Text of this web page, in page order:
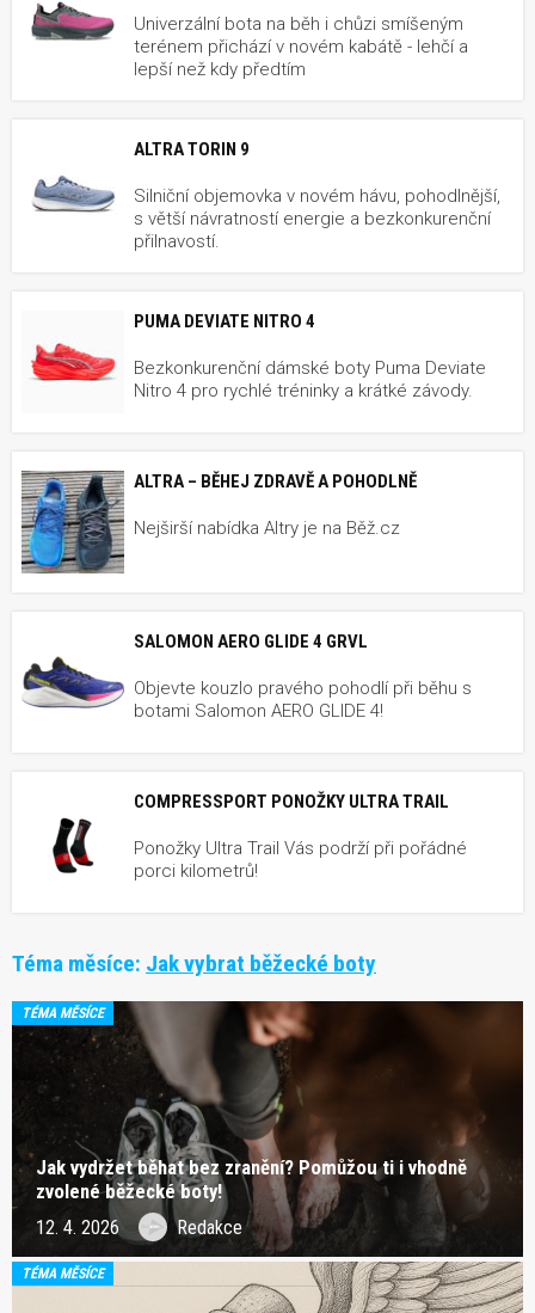
Univerzální bota na běh i chůzi smíšeným
terénem přichází v novém kabátě - lehčí a
lepší než kdy předtím
ALTRA TORIN 9
Silniční objemovka v novém hávu, pohodlnější,
s větší návratností energie a bezkonkurenční
přilnavostí.
PUMA DEVIATE NITRO 4
Bezkonkurenční dámské boty Puma Deviate
Nitro 4 pro rychlé tréninky a krátké závody.
ALTRA – BĚHEJ ZDRAVĚ A POHODLNĚ
Nejširší nabídka Altry je na Běž.cz
SALOMON AERO GLIDE 4 GRVL
Objevte kouzlo pravého pohodlí při běhu s
botami Salomon AERO GLIDE 4!
COMPRESSPORT PONOŽKY ULTRA TRAIL
Ponožky Ultra Trail Vás podrží při pořádné
porci kilometrů!
Téma měsíce: Jak vybrat běžecké boty
TÉMA MĚSÍCE
Jak vydržet běhat bez zranění? Pomůžou ti i vhodně
zvolené běžecké boty!
12. 4. 2026 Redakce
TÉMA MĚSÍCE